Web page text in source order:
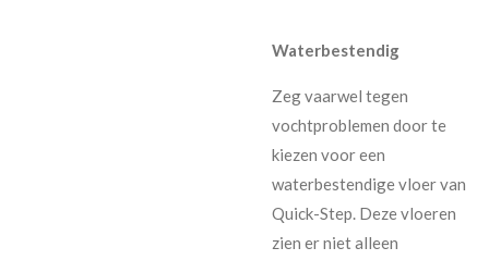
Waterbestendig
Zeg vaarwel tegen
vochtproblemen door te
kiezen voor een
waterbestendige vloer van
Quick-Step. Deze vloeren
zien er niet alleen